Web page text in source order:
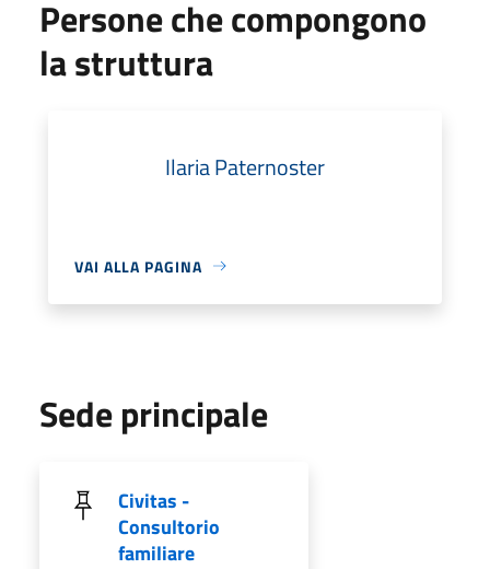
Persone che compongono
la struttura
Ilaria Paternoster
VAI ALLA PAGINA
Sede principale
Civitas -
Consultorio
familiare